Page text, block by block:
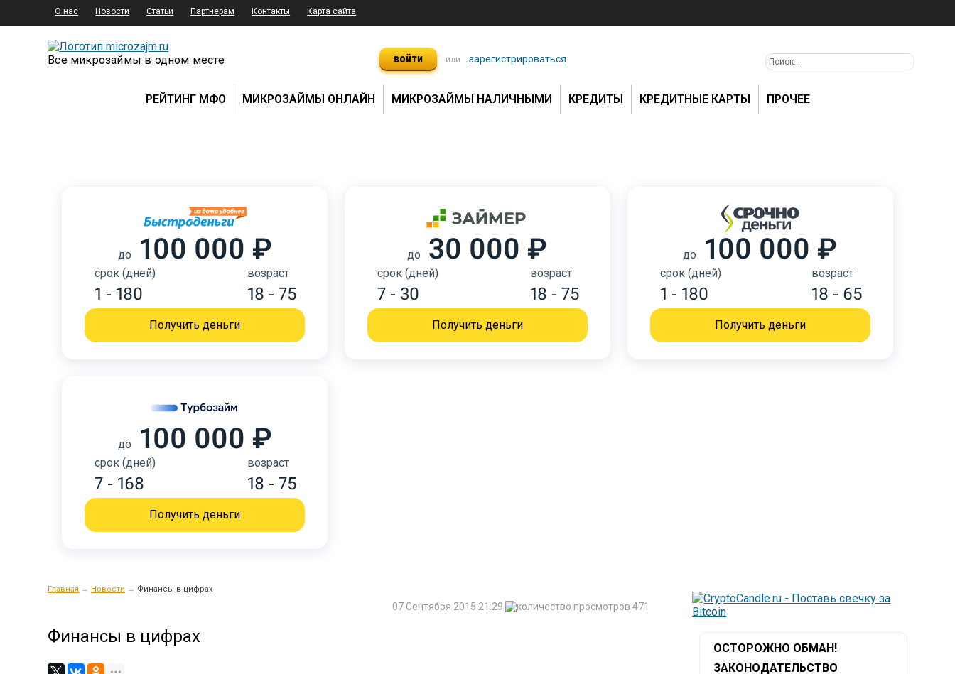
О нас Новости Статьи Партнерам Контакты Карта сайта
Все микрозаймы в одном месте войти или зарегистрироваться
РЕЙТИНГ МФО МИКРОЗАЙМЫ ОНЛАЙН МИКРОЗАЙМЫ НАЛИЧНЫМИ КРЕДИТЫ КРЕДИТНЫЕ КАРТЫ ПРОЧЕЕ
до 100 000 ₽
срок (дней)
1 - 180
возраст
18 - 75
Получить деньги
до 30 000 ₽
срок (дней)
7 - 30
возраст
18 - 75
Получить деньги
до 100 000 ₽
срок (дней)
1 - 180
возраст
18 - 65
Получить деньги
до 100 000 ₽
срок (дней)
7 - 168
возраст
18 - 75
Получить деньги
Главная → Новости → Финансы в цифрах
471
07 Сентября 2015 21:29
Финансы в цифрах
ОСТОРОЖНО ОБМАН!
ЗАКОНОДАТЕЛЬСТВО